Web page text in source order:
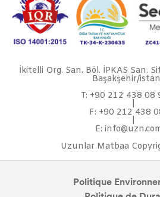
İkitelli Org. San. Böl. İPKAS San.
Başakşehir/
T: +90 212 438 08
F: +90 212 438
E:
Uzunlar Matbaa
Politique